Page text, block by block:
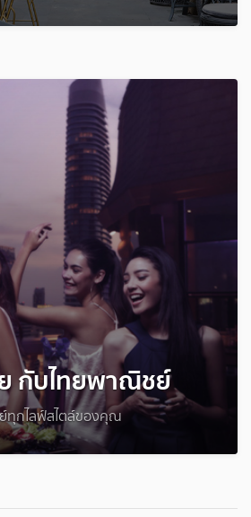
กับไทยพาณิชย์
ทุกไลฟ์สไตล์ของคุณ